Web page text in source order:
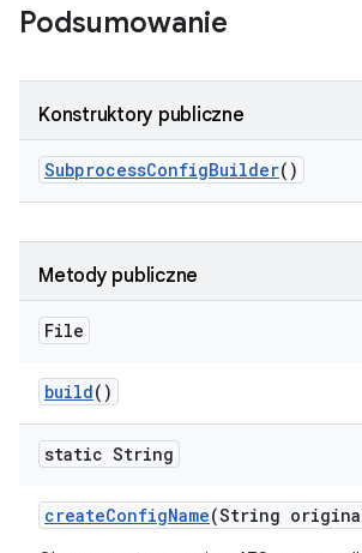
Podsumowanie
Konstruktory publiczne
SubprocessConfigBuilder()
Metody publiczne
File
build()
static String
createConfigName(String